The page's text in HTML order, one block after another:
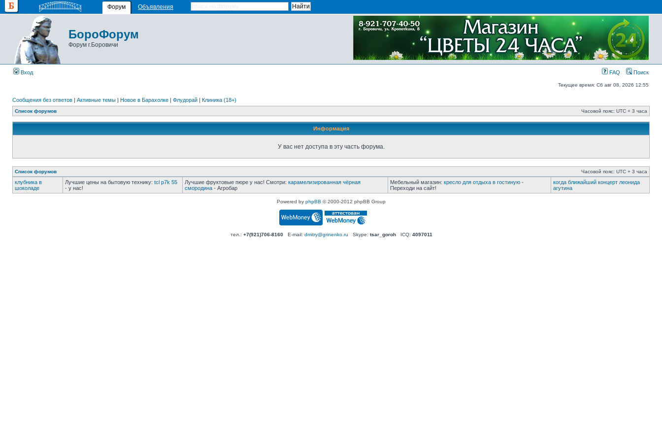
Форум Объявления
БороФорум
Форум г.Боровичи
Вход FAQ Поиск
Текущее время: Сб авг 08, 2026 12:55
Сообщения без ответов | Активные темы | Новое в Барахолке | Флудорай | Клиника (18+)
Список форумов Часовой пояс: UTC + 3 часа
Информация
У вас нет доступа в эту часть форума.
Список форумов Часовой пояс: UTC + 3 часа
клубника в
шоколаде
Лучшие цены на бытовую технику: tcl p7k 55
- у нас!
Лучшие фруктовые пюре у нас! Смотри: карамелизированная чёрная
смородина - Агробар
Мебельный магазин: кресло для отдыха в гостиную -
Переходи на сайт!
когда ближайший концерт леонида
агутина
Powered by phpBB © 2000-2012 phpBB Group
тел.: +7(921)706-8160E-mail: dmitry@grinenko.ru Skype: tsar_gorohICQ: 4097011